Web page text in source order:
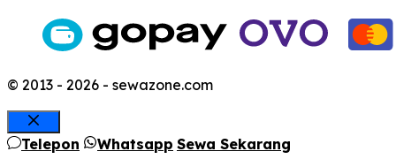
© 2013 - 2026 - sewazone.com
Close
Telepon Whatsapp Sewa Sekarang